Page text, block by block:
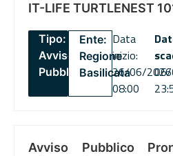
IT-LIFE TURTLENEST
Tipo:
Avviso
Pubblico
Ente:
Regione
Basilicata
Data
inizio:
26/06/2026
08:00
Avviso Pubblico